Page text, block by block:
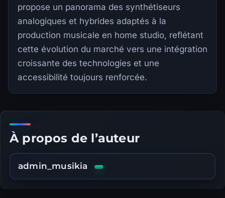
propose un panorama des synthétiseurs
analogiques et hybrides adaptés à la
production musicale en home studio, reflétant
cette évolution du marché vers une intégration
croissante des technologies et une
accessibilité toujours renforcée.
À propos de l’auteur
admin_musikia